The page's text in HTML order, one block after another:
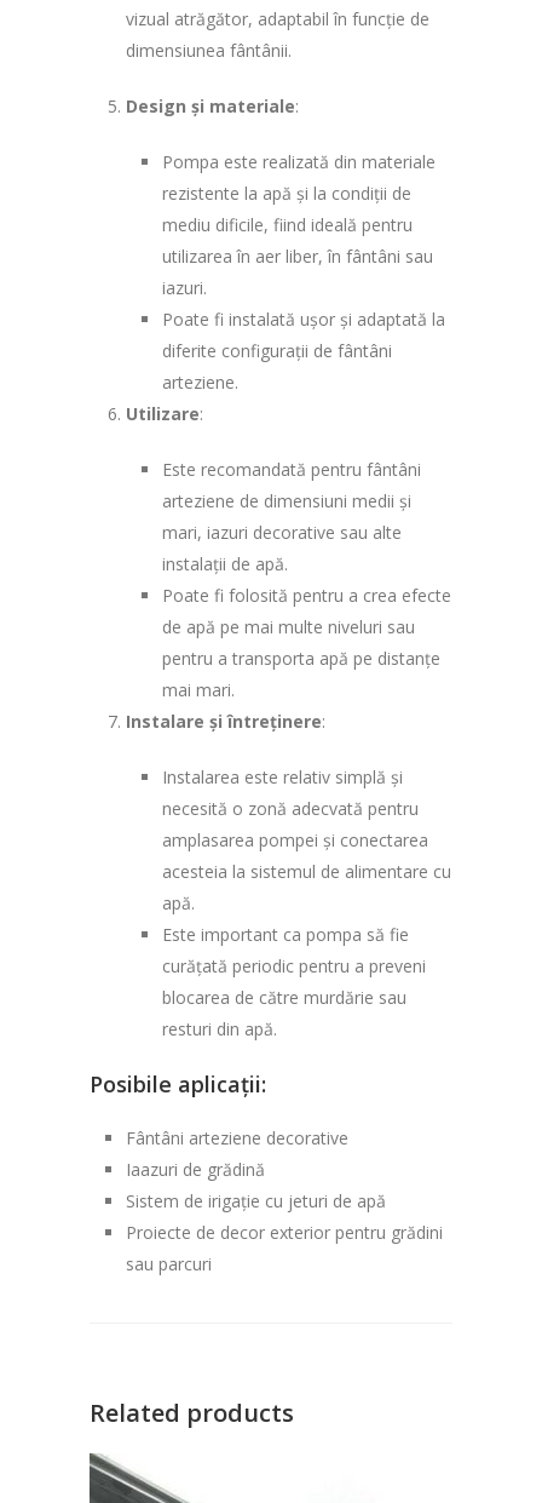
vizual atrăgător, adaptabil în funcție de
dimensiunea fântânii.
Design și materiale:
Pompa este realizată din materiale
rezistente la apă și la condiții de
mediu dificile, fiind ideală pentru
utilizarea în aer liber, în fântâni sau
iazuri.
Poate fi instalată ușor și adaptată la
diferite configurații de fântâni
arteziene.
Utilizare:
Este recomandată pentru fântâni
arteziene de dimensiuni medii și
mari, iazuri decorative sau alte
instalații de apă.
Poate fi folosită pentru a crea efecte
de apă pe mai multe niveluri sau
pentru a transporta apă pe distanțe
mai mari.
Instalare și întreținere:
Instalarea este relativ simplă și
necesită o zonă adecvată pentru
amplasarea pompei și conectarea
acesteia la sistemul de alimentare cu
apă.
Este important ca pompa să fie
curățată periodic pentru a preveni
blocarea de către murdărie sau
resturi din apă.
Posibile aplicații:
Fântâni arteziene decorative
Iaazuri de grădină
Sistem de irigație cu jeturi de apă
Proiecte de decor exterior pentru grădini
sau parcuri
Related products